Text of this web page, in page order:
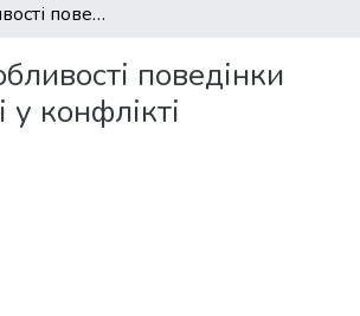
Статеві особливості поведінки особистості у конфлікті
поведінки
у конфлікті